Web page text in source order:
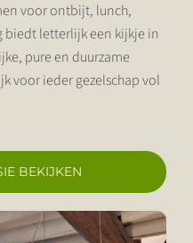
voor ontbijt, lunch,
biedt letterlijk een kijkje in
pure en duurzame
voor ieder gezelschap vol
BEKIJKEN